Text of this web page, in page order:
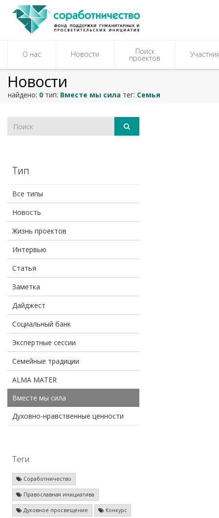
О нас Новости Поиск
проектов
Новости
найдено: 0 тип: Вместе мы сила тег: Семья
Тип
Все типы
Новость
Жизнь проектов
Интервью
Статья
Заметка
Дайджест
Социальный банк
Экспертные сессии
Семейные традиции
ALMA MATER
Вместе мы сила
Духовно-нравственные ценности
Теги
Соработничество
Православная инициатива
Духовное просвещение Конкурс